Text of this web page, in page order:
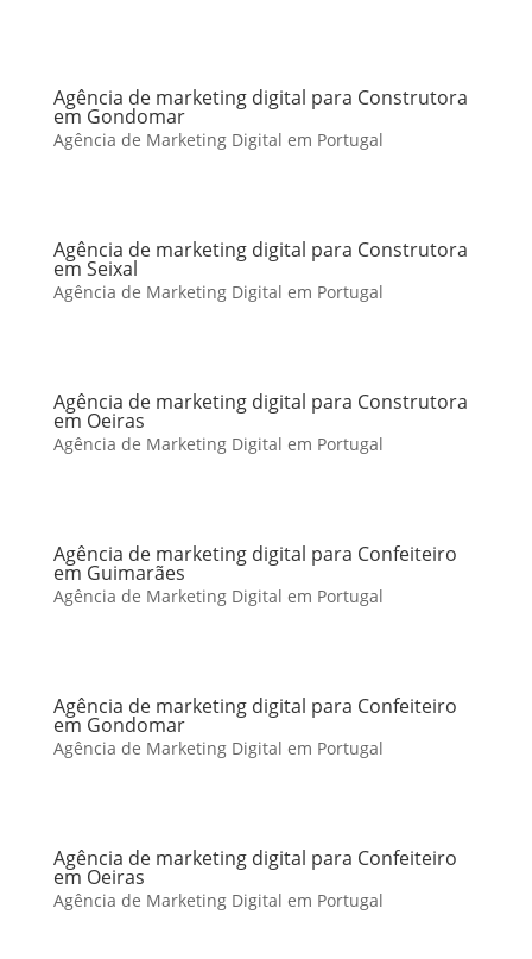
Agência de marketing digital para Construtora
em Gondomar
Agência de Marketing Digital em Portugal
Agência de marketing digital para Construtora
em Seixal
Agência de Marketing Digital em Portugal
Agência de marketing digital para Construtora
em Oeiras
Agência de Marketing Digital em Portugal
Agência de marketing digital para Confeiteiro
em Guimarães
Agência de Marketing Digital em Portugal
Agência de marketing digital para Confeiteiro
em Gondomar
Agência de Marketing Digital em Portugal
Agência de marketing digital para Confeiteiro
em Oeiras
Agência de Marketing Digital em Portugal